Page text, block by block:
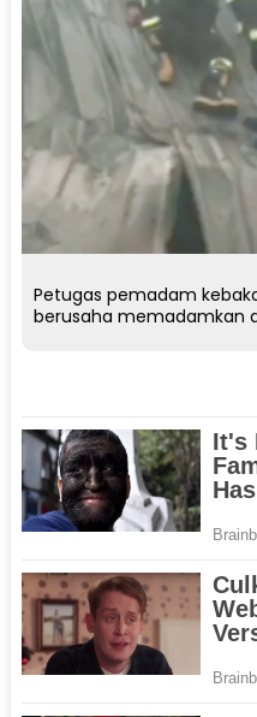
Petugas pemadam
berusaha memadamkan